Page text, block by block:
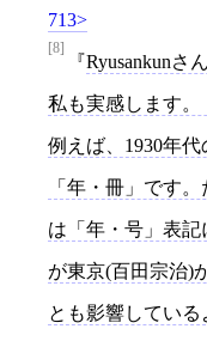
713
[8]
Ryusankunさ
私も実感します。
例えば、1930年
「年・冊」です
は「年・号」表
が東京(百田宗治)
とも影響している